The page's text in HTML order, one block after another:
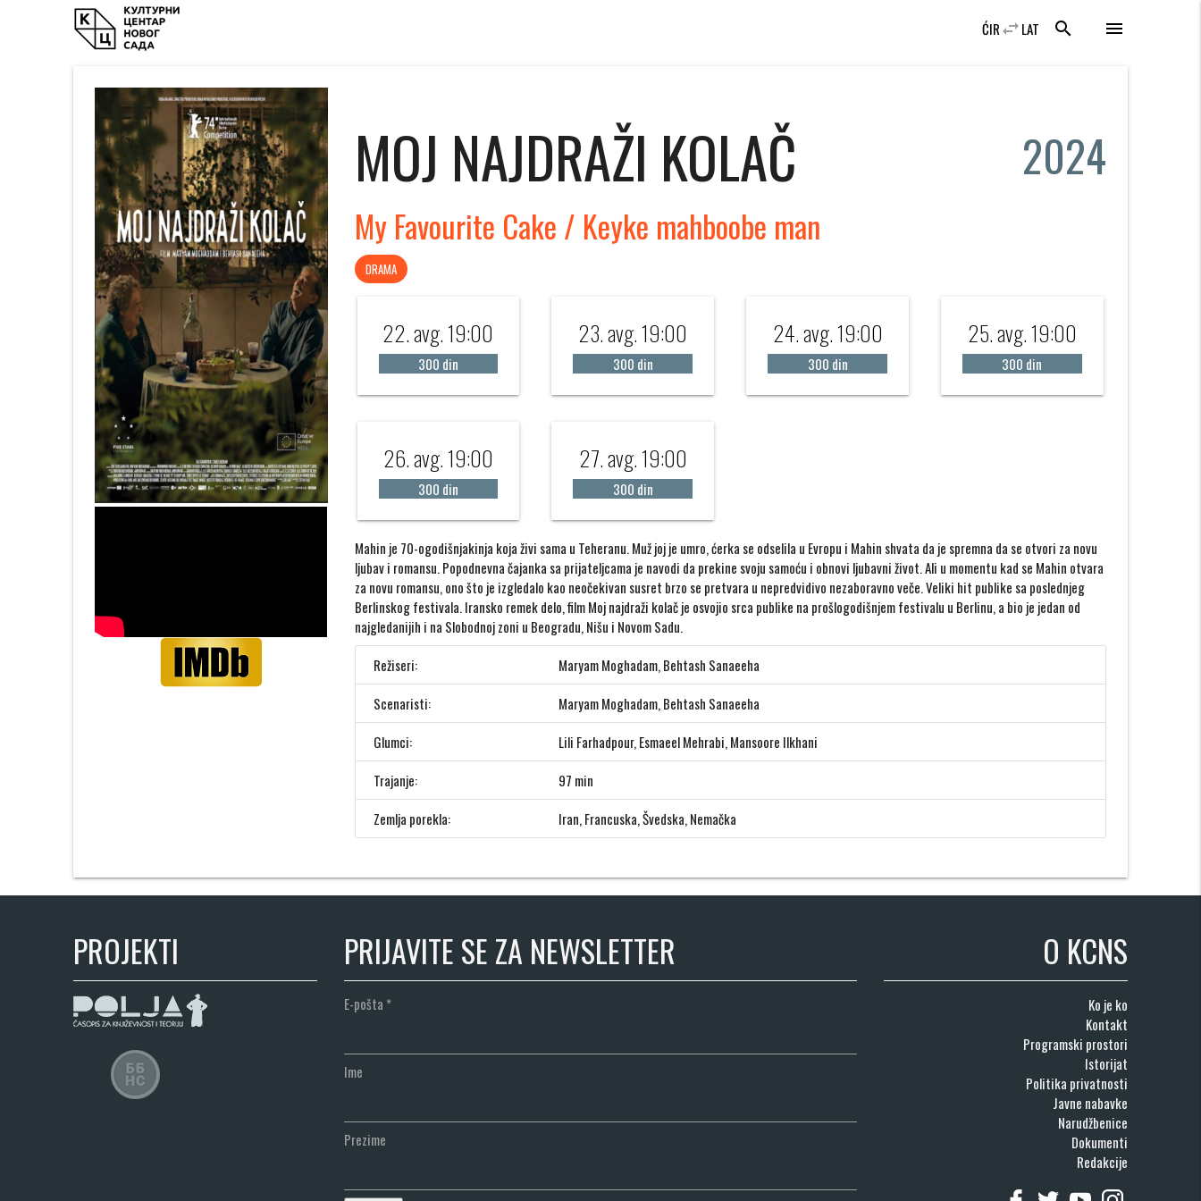
menu
search
LAT
swap_horiz
ĆIR
MOJ NAJDRAŽI KOLAČ 2024
My Favourite Cake / Keyke mahboobe man
DRAMA
22. avg. 19:00
300 din
23. avg. 19:00
300 din
24. avg. 19:00
300 din
25. avg. 19:00
300 din
26. avg. 19:00
300 din
27. avg. 19:00
300 din
Mahin je 70-ogodišnjakinja koja živi sama u Teheranu. Muž joj je umro, ćerka se odselila u Evropu i Mahin shvata da je spremna da se otvori za novu
ljubav i romansu. Popodnevna čajanka sa prijateljcama je navodi da prekine svoju samoću i obnovi ljubavni život. Ali u momentu kad se Mahin otvara
za novu romansu, ono što je izgledalo kao neočekivan susret brzo se pretvara u nepredvidivo nezaboravno veče. Veliki hit publike sa poslednjeg
Berlinskog festivala. Iransko remek delo, film Moj najdraži kolač je osvojio srca publike na prošlogodišnjem festivalu u Berlinu, a bio je jedan od
najgledanijih i na Slobodnoj zoni u Beogradu, Nišu i Novom Sadu.
Režiseri:
Maryam Moghadam, Behtash Sanaeeha
Scenaristi:
Maryam Moghadam, Behtash Sanaeeha
Glumci:
Lili Farhadpour, Esmaeel Mehrabi, Mansoore Ilkhani
Trajanje:
97 min
Zemlja porekla:
Iran, Francuska, Švedska, Nemačka
PROJEKTI PRIJAVITE SE ZA NEWSLETTER
E-pošta *
Ime
Prezime
O KCNS
Ko je ko
Kontakt
Programski prostori
Istorijat
Politika privatnosti
Javne nabavke
Narudžbenice
Dokumenti
Redakcije